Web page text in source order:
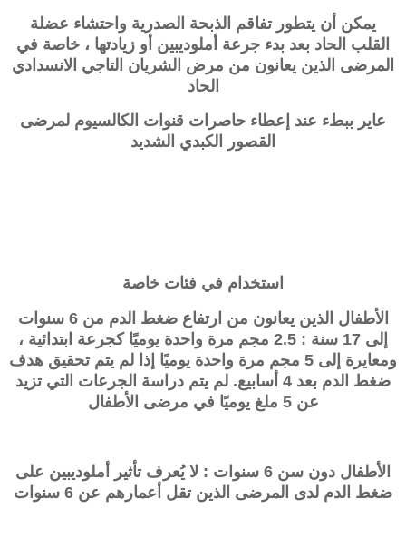
يمكن أن يتطور تفاقم الذبحة الصدرية واحتشاء عضلة
القلب الحاد بعد بدء جرعة أملوديبين أو زيادتها ، خاصة في
المرضى الذين يعانون من مرض الشريان التاجي الانسدادي
الحاد
عاير ببطء عند إعطاء حاصرات قنوات الكالسيوم لمرضى
القصور الكبدي الشديد
استخدام في فئات خاصة
الأطفال الذين يعانون من ارتفاع ضغط الدم من 6 سنوات
إلى 17 سنة : 2.5 مجم مرة واحدة يوميًا كجرعة ابتدائية ،
ومعايرة إلى 5 مجم مرة واحدة يوميًا إذا لم يتم تحقيق هدف
ضغط الدم بعد 4 أسابيع. لم يتم دراسة الجرعات التي تزيد
عن 5 ملغ يوميًا في مرضى الأطفال
الأطفال دون سن 6 سنوات : لا يُعرف تأثير أملوديبين على
ضغط الدم لدى المرضى الذين تقل أعمارهم عن 6 سنوات